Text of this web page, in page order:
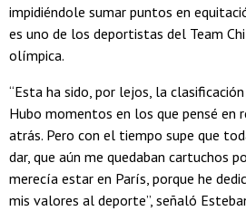
impidiéndole sumar puntos en
es uno de los deportistas del Team
olímpica.
“Esta ha sido, por lejos, la
Hubo momentos en los que pensé en
atrás. Pero con el tiempo supe que
dar, que aún me quedaban cartuchos
merecía estar en París, porque he
mis valores al deporte”, señaló